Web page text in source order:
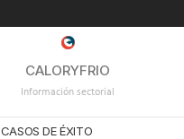
CALORYFRIO
Información sectorial
CASOS DE ÉXITO